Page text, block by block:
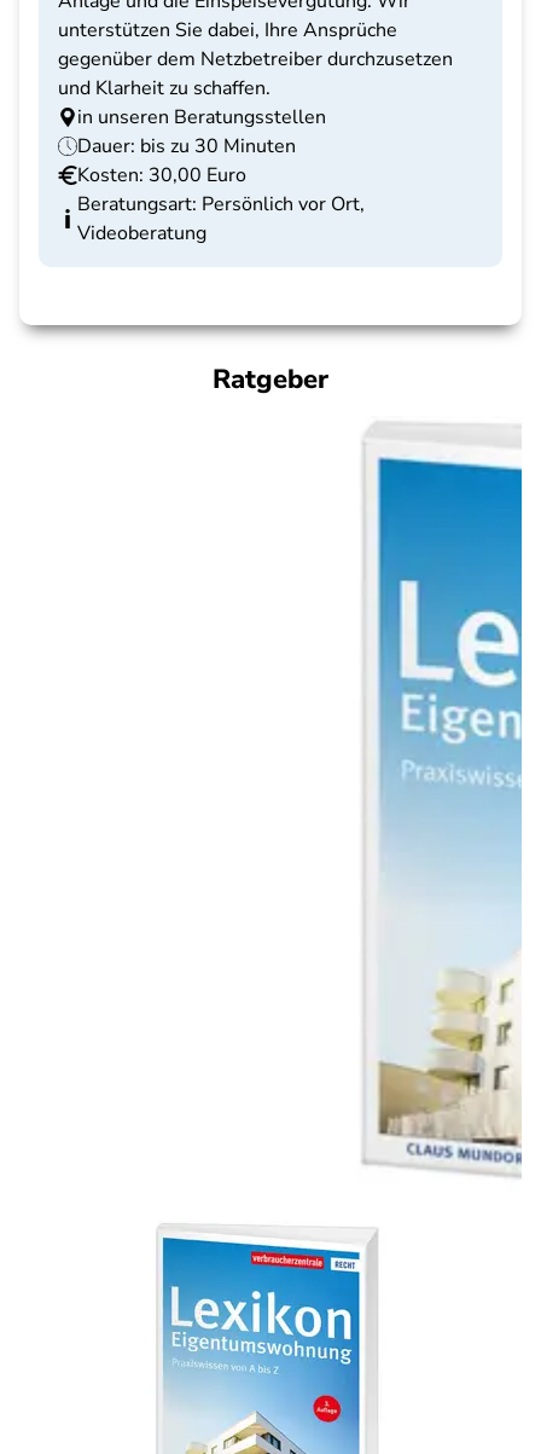
unterstützen Sie dabei, Ihre Ansprüche
gegenüber dem Netzbetreiber durchzusetzen
und Klarheit zu schaffen.
in unseren Beratungsstellen
Dauer: bis zu 30 Minuten
Kosten: 30,00 Euro
Beratungsart: Persönlich vor Ort,
Videoberatung
Ratgeber